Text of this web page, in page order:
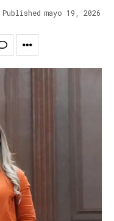
Published mayo 19, 2026